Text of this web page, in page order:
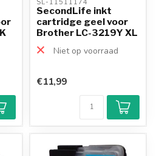
SL-11511174
SecondLife inkt
cartridge geel voor
Brother LC-3219Y XL
Niet op voorraad
€11,99